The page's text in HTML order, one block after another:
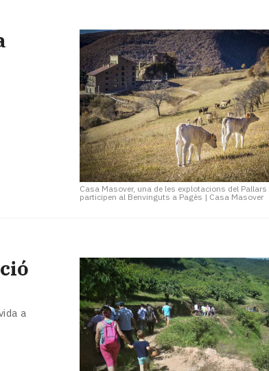
Casa Masover, una de les explotacions del Pallars
participen al Benvinguts a Pagès | Casa Masover
a